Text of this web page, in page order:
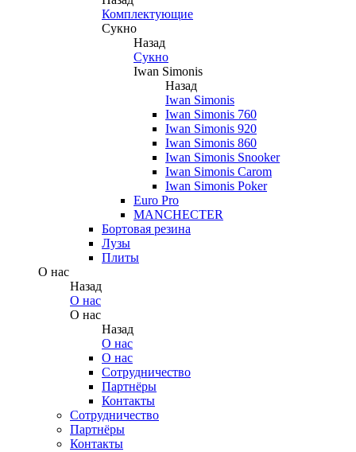
Комплектующие
Сукно
Назад
Сукно
Iwan Simonis
Назад
Iwan Simonis
Iwan Simonis 760
Iwan Simonis 920
Iwan Simonis 860
Iwan Simonis Snooker
Iwan Simonis Carom
Iwan Simonis Poker
Euro Pro
MANCHECTER
Бортовая резина
Лузы
Плиты
О нас
Назад
О нас
О нас
Назад
О нас
О нас
Сотрудничество
Партнёры
Контакты
Сотрудничество
Партнёры
Контакты